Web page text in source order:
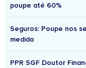
poupe até 60%
Seguros: Poupe nos
medida
PPR SGF Doutor